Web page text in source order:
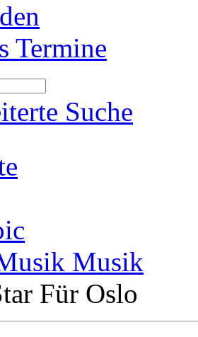
Termine
Suche
Musik
Für Oslo